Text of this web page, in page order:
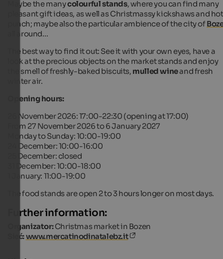
Maybe the manycolourful stands, where you can find many
pleasant gift ideas, as well as Christmassy kickshaws and hot
punch; maybe also the particular ambience of the city of
all around…
The best way to find it out: See it with your own eyes, have a
look at the precious objects on the market stands and enjoy
the smell of freshly-baked biscuits, mulled wineand fresh
winter air.
Opening hours:
26 November 2026: 17:00-22:30 (opening at 17:00)
From 27 November 2026 to 6 January 2027
Monday to Sunday: 10:00-19:00
24 December: 10:00-16:00
25 December: closed
31 December: 10:00-18:00
1 January: 11:00-19:00
The food stands are open 2 to 3 hours longer on most days.
Further information:
Organizator:Christmas market in Bozen
Sieć:www.mercatinodinatalebz.it